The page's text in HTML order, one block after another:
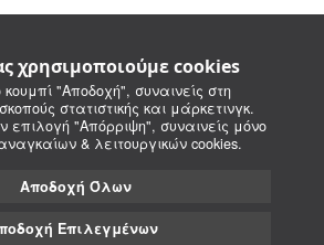
χρησιμοποιούμε cookies
"Αποδοχή", συναινείς στη
στατιστικής και μάρκετινγκ.
επιλογή "Απόρριψη", συναινείς μόνο
& λειτουργικών cookies.
Αποδοχή Όλων
Επιλεγμένων